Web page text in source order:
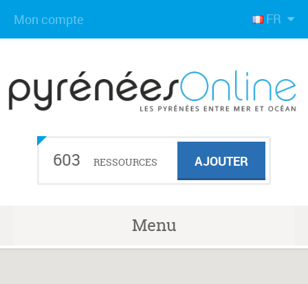
FR
Mon compte
603 RESSOURCES AJOUTER
Menu